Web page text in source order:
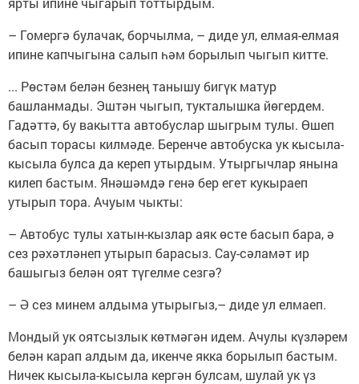
– Гомергә булачак, борчылма, – диде ул, елмая-елмая
ипине капчыгына салып һәм борылып чыгып китте.
... Рөстәм белән безнең танышу бигүк матур
башланмады. Эштән чыгып, тукталышка йөгердем.
Гадәттә, бу вакытта автобуслар шыгрым тулы. Өшеп
басып торасы килмәде. Беренче автобуска ук кысыла-
кысыла булса да кереп утырдым. Утыргычлар янына
килеп бастым. Янәшәмдә генә бер егет кукыраеп
утырып тора. Ачуым чыкты:
– Автобус тулы хатын-кызлар аяк өсте басып бара, ә
сез рәхәтләнеп утырып барасыз. Сау-сәламәт ир
башыгыз белән оят түгелме сезгә?
– Ә сез минем алдыма утырыгыз,– диде ул елмаеп.
Мондый ук оятсызлык көтмәгән идем. Ачулы күзләрем
белән карап алдым да, икенче якка борылып бастым.
Ничек кысыла-кысыла кергән булсам, шулай ук үз